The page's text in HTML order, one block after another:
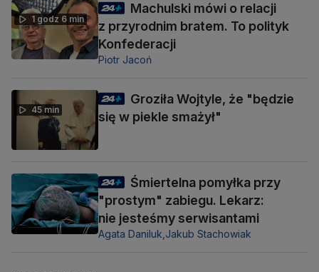
1 godz 6 min
Machulski mówi o relacji
z przyrodnim bratem. To polityk
Konfederacji
Piotr Jacoń
45 min
Groziła Wojtyle, że "będzie
się w piekle smażył"
Śmiertelna pomyłka przy
"prostym" zabiegu. Lekarz:
nie jesteśmy serwisantami
Agata Daniluk,Jakub Stachowiak